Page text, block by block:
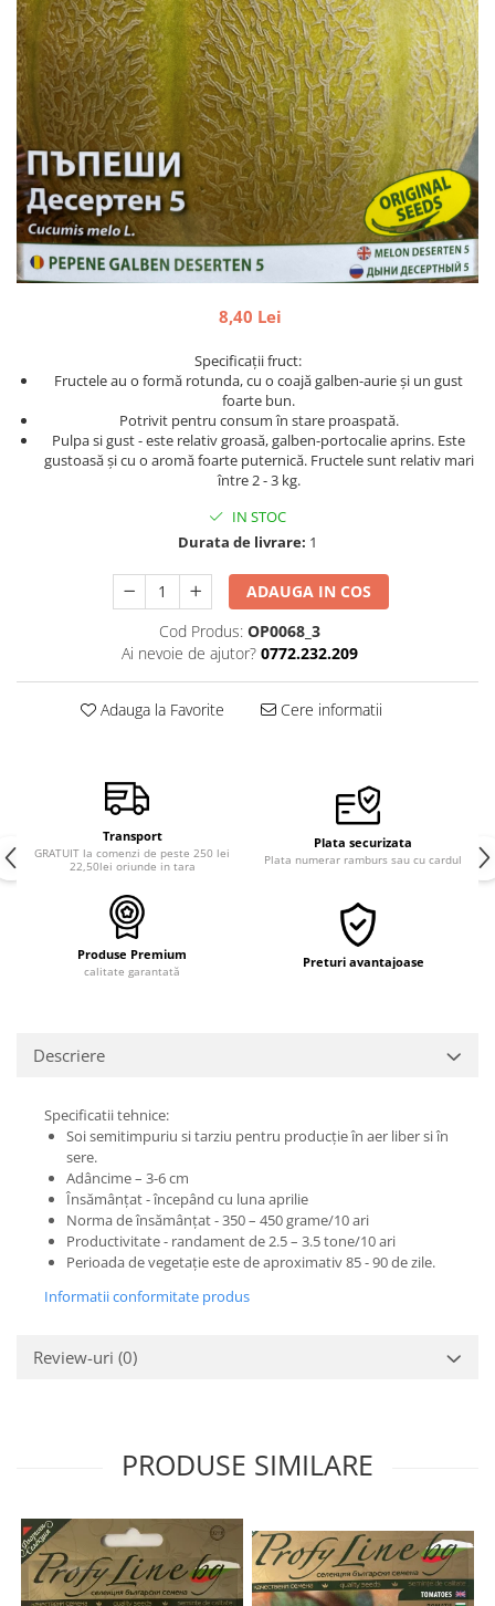
Semințe de Gogoșari
Semințe de Gulii
Semințe de Mazăre
Semințe de Morcovi
Semințe de Pepeni
Semințe de Porumb
Semințe de Praz
Semințe de Păstârnac
Semințe de Sfeclă
Semințe de Spanac
Semințe de Varză
8,40 Lei
Specificații fruct:
Fructele au o formă rotunda, cu o coajă galben-aurie și un gust
foarte bun.
Potrivit pentru consum în stare proaspată.
Pulpa si gust - este relativ groasă, galben-portocalie aprins. Este
gustoasă și cu o aromă foarte puternică. Fructele sunt relativ mari
între 2 - 3 kg.
IN STOC
Durata de livrare: 1
ADAUGA IN COS
Cod Produs: OP0068_3
Ai nevoie de ajutor? 0772.232.209
Adauga la Favorite Cere informatii
Transport
GRATUIT la comenzi de peste 250 lei
22,50lei oriunde in tara
Plata securizata
Plata numerar ramburs sau cu cardul
Produse Premium
calitate garantată
Preturi avantajoase
Descriere
Specificatii tehnice:
Soi semitimpuriu si tarziu pentru producție în aer liber si în
sere.
Adâncime – 3-6 cm
Însămânțat - începând cu luna aprilie
Norma de însămânțat - 350 – 450 grame/10 ari
Productivitate - randament de 2.5 – 3.5 tone/10 ari
Perioada de vegetație este de aproximativ 85 - 90 de zile.
Informatii conformitate produs
Review-uri (0)
PRODUSE SIMILARE